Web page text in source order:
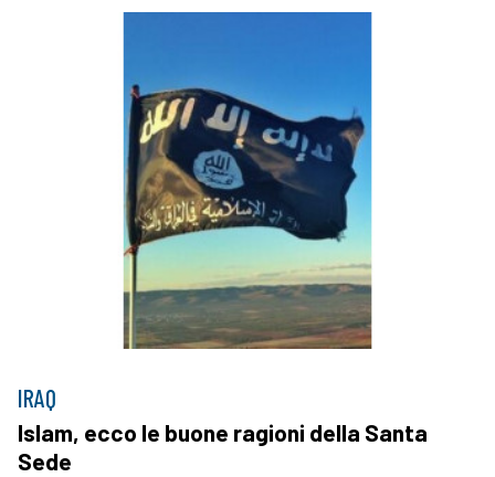
IRAQ
Islam, ecco le buone ragioni della Santa
Sede